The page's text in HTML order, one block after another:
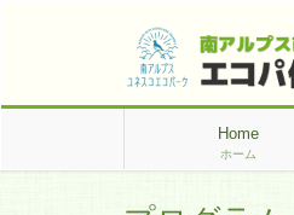
Home
ホーム